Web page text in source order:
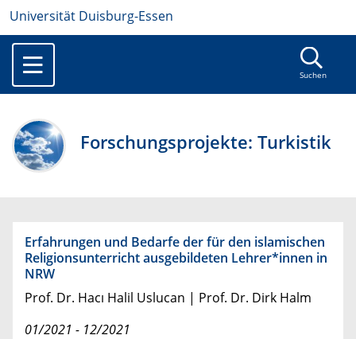
Universität Duisburg-Essen
Suchen
Forschungsprojekte: Turkistik
Erfahrungen und Bedarfe der für den islamischen
Religionsunterricht ausgebildeten Lehrer*innen in
NRW
Prof. Dr. Hacı Halil Uslucan | Prof. Dr. Dirk Halm
01/2021 - 12/2021